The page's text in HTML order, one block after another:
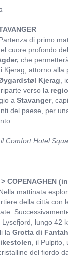
di primo
cuore profondo
che
Kjerag, attorno alla
Kjerag ,
verso la
a Stavanger,
del paese, per
Comfort Hotel
> COPENAGHEN
mattinata
della città con
lungo 42
la Grotta di
, il
del fiordo